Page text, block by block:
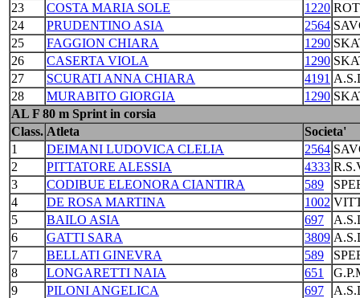
23
COSTA MARIA SOLE 1220
24
PRUDENTINO ASIA 2564
25
FAGGION CHIARA 1290
26
CASERTA VIOLA 1290
27
SCURATI ANNA CHIARA 4191
28
MURABITO GIORGIA 1290
AL F 80 m Sprint in corsia
Class. Atleta
Societa'
1
DEIMANI LUDOVICA CLELIA 2564
2
PITTATORE ALESSIA 4333
3
CODIBUE ELEONORA CIANTIRA 589
4
DE ROSA MARTINA 1002
5
BAILO ASIA 697
6
GATTI SARA 3809
7
BELLATI GINEVRA 589
8
LONGARETTI NAIA 651
9
PILONI ANGELICA 697